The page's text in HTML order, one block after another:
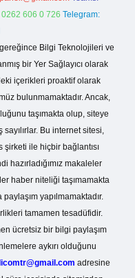
606 0 726 Telegram:
Bilgi Teknolojileri ve
bir Yer Sağlayıcı olarak
içerikleri proaktif olarak
bulunmamaktadır. Ancak,
taşımakta olup, siteye
Bu internet sitesi,
şirketi ile hiçbir bağlantısı
hazırladığımız makaleler
haber niteliği taşımamakta
yapılmamaktadır.
tamamen tesadüfidir.
ücretsiz bir bilgi paylaşım
aykırı olduğunu
adresine